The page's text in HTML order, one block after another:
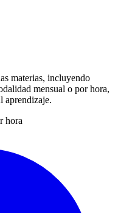
materias, incluyendo
mensual o por hora,
aprendizaje.
hora